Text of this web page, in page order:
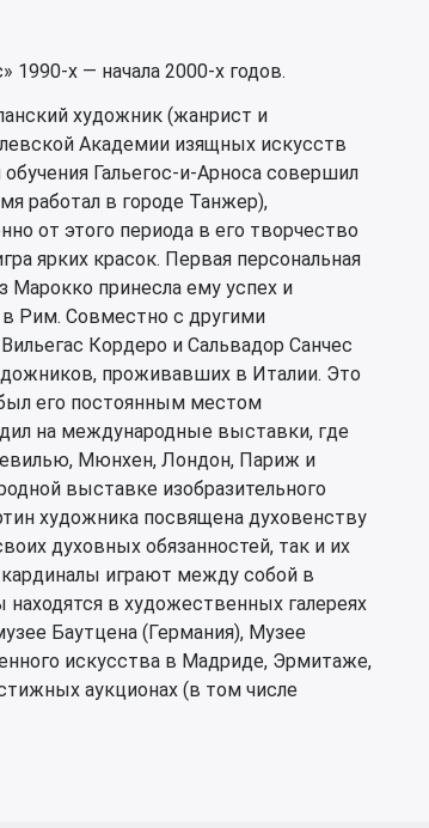
1990-х — начала 2000-х годов.
художник (жанрист и
Академии изящных искусств
Гальегос-и-Арноса совершил
работал в городе Танжер),
от этого периода в его творчество
ярких красок. Первая персональная
принесла ему успех и
в Рим. Совместно с другими
Кордеро и Сальвадор Санчес
проживавших в Италии. Это
его постоянным местом
на международные выставки, где
Мюнхен, Лондон, Париж и
выставке изобразительного
художника посвящена духовенству
духовных обязанностей, так и их
играют между собой в
в художественных галереях
Баутцена (Германия), Музее
искусства в Мадриде, Эрмитаже,
аукционах (в том числе